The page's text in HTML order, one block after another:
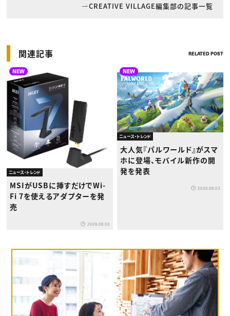
CREATIVE VILLAGE編集部の記事一覧
関連記事 RELATED POST
NEW
ニュース・トレンド
MSIがUSBに挿すだけでWi-
Fi 7を使えるアダプターを発
売
2026.08.03
NEW
ニュース・トレンド
大人気『パルワールド』がスマ
ホに登場、モバイル新作の開
発を発表
2026.08.03